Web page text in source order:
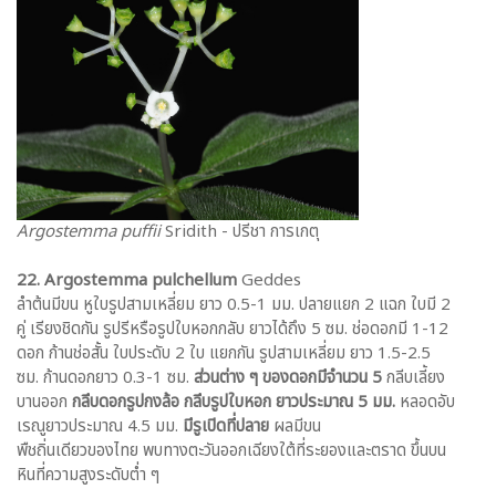
Argostemma puffiiSridith - ปรีชา การเกตุ
22. Argostemma pulchellumGeddes
ลำต้นมีขน หูใบรูปสามเหลี่ยม ยาว 0.5-1 มม. ปลายแยก 2 แฉก ใบมี 2
คู่ เรียงชิดกัน รูปรีหรือรูปใบหอกกลับ ยาวได้ถึง 5 ซม. ช่อดอกมี 1-12
ดอก ก้านช่อสั้น ใบประดับ 2 ใบ แยกกัน รูปสามเหลี่ยม ยาว 1.5-2.5
ซม. ก้านดอกยาว 0.3-1 ซม. ส่วนต่าง ๆ ของดอกมีจำนวน 5กลีบเลี้ยง
บานออก กลีบดอกรูปกงล้อ กลีบรูปใบหอก ยาวประมาณ 5 มม. หลอดอับ
เรณูยาวประมาณ 4.5 มม. มีรูเปิดที่ปลาย ผลมีขน
พืชถิ่นเดียวของไทย พบทางตะวันออกเฉียงใต้ที่ระยองและตราด ขึ้นบน
หินที่ความสูงระดับต่ำ ๆ